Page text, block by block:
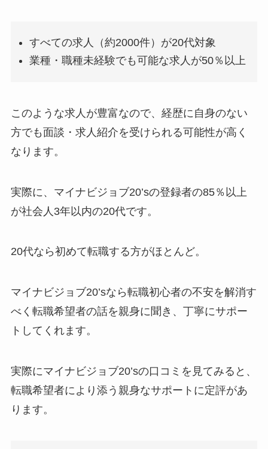
すべての求人（約2000件）が20代対象
業種・職種未経験でも可能な求人が50％以上
このような求人が豊富なので、経歴に自身のない
方でも面談・求人紹介を受けられる可能性が高く
なります。
実際に、マイナビジョブ20’sの登録者の85％以上
が社会人3年以内の20代です。
20代なら初めて転職する方がほとんど。
マイナビジョブ20’sなら転職初心者の不安を解消す
べく転職希望者の話を親身に聞き、丁寧にサポー
トしてくれます。
実際にマイナビジョブ20’sの口コミを見てみると、
転職希望者により添う親身なサポート に定評があ
ります。